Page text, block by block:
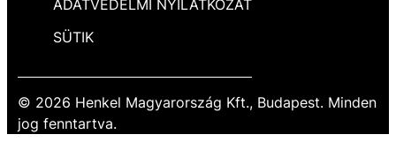
ADATVÉDELMI NYILATKOZAT
SÜTIK
© 2026 Henkel Magyarország Kft., Budapest. Minden
jog fenntartva.